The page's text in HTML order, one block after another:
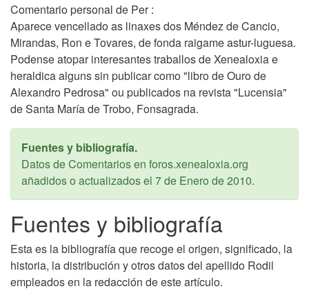
Comentario personal de Per :
Aparece vencellado as linaxes dos Méndez de Cancio,
Mirandas, Ron e Tovares, de fonda raigame astur-luguesa.
Podense atopar interesantes traballos de Xenealoxia e
heraldica alguns sin publicar como "libro de Ouro de
Alexandro Pedrosa" ou publicados na revista "Lucensia"
de Santa María de Trobo, Fonsagrada.
Fuentes y bibliografía.
Datos de Comentarios en foros.xenealoxia.org
añadidos o actualizados el 7 de Enero de 2010.
Fuentes y bibliografía
Esta es la bibliografía que recoge el origen, significado, la
historia, la distribución y otros datos del apellido Rodil
empleados en la redacción de este artículo.